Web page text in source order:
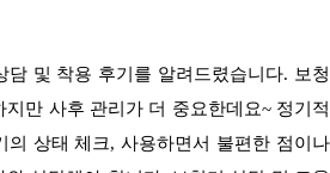
담 및 착용 후기를 알려드렸습니다. 보청
만 사후 관리가 더 중요한데요~ 정기적
의 상태 체크,사용하면서 불편한 점이나